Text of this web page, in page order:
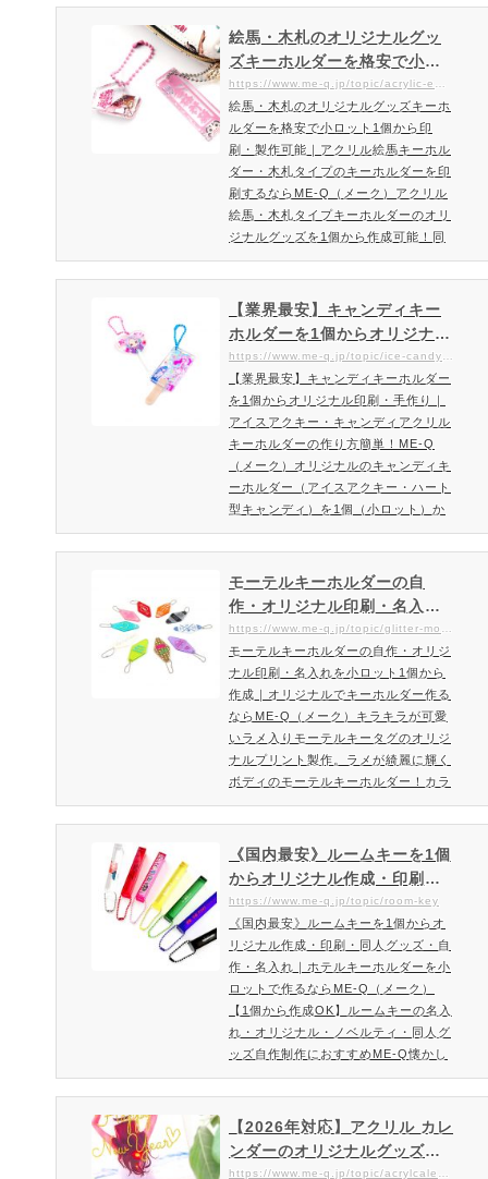
テリアで並べて遊んだり、キーホルダ
ーとしても楽しめるアクリルグッズで
す奥行きのある立体感が魅力的なアク
リルドミノを1個からオリジナルプリ
絵馬・木札のオリジナルグッ
ズキーホルダーを格安で小ロ
ット1個から印刷・製作可能｜
アクリル絵馬キーホルダー・
木札タイプのキーホルダーを
印刷するならME-Q（メーク）
https://www.me-q.jp/topic/acrylic-ema-kifuda
絵馬・木札のオリジナルグッズキーホ
ルダーを格安で小ロット1個から印
刷・製作可能｜アクリル絵馬キーホル
ダー・木札タイプのキーホルダーを印
刷するならME-Q（メーク）アクリル
絵馬・木札タイプキーホルダーのオリ
ジナルグッズを1個から作成可能！同
人グッズとしておすすめなアクリルキ
ーホルダーです。スマホ・ケータイ・
バッグ・小物につけるアクリルグッズ
として人気の絵馬・木札タイプのキー
ホルダーです。奥行きのある8mmの
【業界最安】キャンディキー
ホルダーを1個からオリジナル
印刷・手作り｜アイスアクキ
ー・キャンディアクリルキー
ホルダーの作り方簡単！ME-Q
（メーク）
https://www.me-q.jp/topic/ice-candy-key
【業界最安】キャンディキーホルダー
を1個からオリジナル印刷・手作り｜
アイスアクキー・キャンディアクリル
キーホルダーの作り方簡単！ME-Q
（メーク）オリジナルのキャンディキ
ーホルダー（アイスアクキー・ハート
型キャンディ）を1個（小ロット）か
ら業界最安の格安アクリルグッズ印
刷・制作《1個から格安作成》高品質
印刷が自慢！見た目と立体感が可愛い
キャンディアクキーをオリジナルで作
モーテルキーホルダーの自
作・オリジナル印刷・名入れ
を小ロット1個から作成｜オリ
ジナルでキーホルダー作るな
らME-Q（メーク）
https://www.me-q.jp/topic/glitter-motel-keychain
モーテルキーホルダーの自作・オリジ
ナル印刷・名入れを小ロット1個から
作成｜オリジナルでキーホルダー作る
ならME-Q（メーク）キラキラが可愛
いラメ入りモーテルキータグのオリジ
ナルプリント製作。ラメが綺麗に輝く
ボディのモーテルキーホルダー！カラ
ーバリエーション豊富なモーテルキー
タグをご用意アメリカの古き良きモー
テルのルームキーをアレンジしたモー
テルキータグ。キラキラ輝くラメ状の
《国内最安》ルームキーを1個
からオリジナル作成・印刷・
同人グッズ・自作・名入れ｜
ホテルキーホルダーを小ロッ
トで作るならME-Q（メーク）
https://www.me-q.jp/topic/room-key
《国内最安》ルームキーを1個からオ
リジナル作成・印刷・同人グッズ・自
作・名入れ｜ホテルキーホルダーを小
ロットで作るならME-Q（メーク）
【1個から作成OK】ルームキーの名入
れ・オリジナル・ノベルティ・同人グ
ッズ自作制作におすすめME-Q懐かし
い昭和レトロなルームキーホルダーが
作れるサイトME-Q！アクリル製のル
ームキーをフルカラーでオリジナル作
成・印刷。お好みの写真やイラストで
【2026年対応】アクリル カレ
ンダーのオリジナルグッズ。
同人グッズにおすすめ。写真https://www.me-q.jp/topic/acrylcalendar